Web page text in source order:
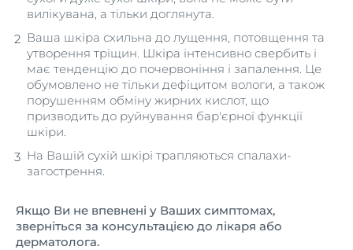
вилікувана, а тільки доглянута.
Ваша шкіра схильна до лущення, потовщення та
утворення тріщин. Шкіра інтенсивно свербить і
має тенденцію до почервоніння і запалення. Це
обумовлено не тільки дефіцитом вологи, а також
порушенням обміну жирних кислот, що
призводить до руйнування бар'єрної функції
шкіри.
На Вашій сухій шкірі трапляються спалахи-
загострення.
Якщо Ви не впевнені у Ваших симптомах,
зверніться за консультацією до лікаря або
дерматолога.